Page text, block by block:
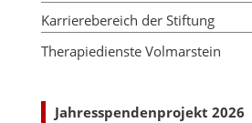
Karrierebereich der Stiftung
Therapiedienste Volmarstein
Jahresspendenprojekt 2026